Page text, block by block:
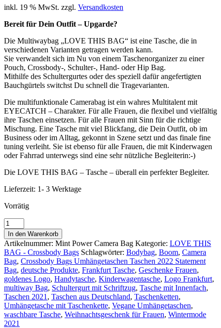
inkl. 19 % MwSt. zzgl. Versandkosten
Bereit für Dein Outfit – Upgarde?
Die Multiwaybag „LOVE THIS BAG“ ist eine Tasche, die in
verschiedenen Varianten getragen werden kann.
Sie verwandelt sich im Nu von einem Taschenorganizer zu einer
Pouch, Crossbody-, Schulter-, Hand- oder Hip Bag.
Mithilfe des Schultergurtes oder des speziell dafür angefertigten
Bauchgürtels switchst Du schnell die Tragevarianten.
Die multifunktionale Camerabag ist ein wahres Multitalent mit
EYECATCH – Charakter. Für alle Frauen, die flexibel und vielfältig
ihre Taschen einsetzen. Für alle Frauen mit Sinn für die richtige
Mischung. Eine Tasche mit viel Blickfang, die Dein Outfit, ob im
Business oder im Alltag, gekonnt in Szene setzt und das finale fine
tuning verleiht. Sie ist ebenso für alle Frauen, die mit Kinderwagen
oder Fahrrad unterwegs sind eine sehr nützliche Begleiterin:-)
Die LOVE THIS BAG – Tasche – überall ein perfekter Begleiter.
Lieferzeit: 1- 3 Werktage
Vorrätig
Mint
Power
Menge
In den Warenkorb
Artikelnummer: Mint Power Camera Bag Kategorie: LOVE THIS
BAG - Crossbody Bags Schlagwörter: Bodybag, Boom, Camera
Bag, Crossbody Bags Umhängetaschen Taschen 2022 Statement
Bag, deutsche Produkte, Frankfurt Tasche, Geschenke Frauen,
goldenes Logo, Handytasche, Kinderwagentasche, Logo Frankfurt,
multiway Bag, Schultergurt mit Schriftzug, Tasche mit Innenfach,
Taschen 2021 , Taschen aus Deutschland, Taschenketten,
Umhängetasche mit Taschenkette, Vegane Umhängetaschen,
waschbare Tasche, Weihnachtsgeschenk für Frauen, Wintermode
2021